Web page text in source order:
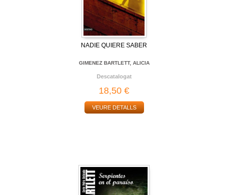
NADIE QUIERE SABER
GIMENEZ BARTLETT, ALICIA
Descatalogat
18,50 €
VEURE DETALLS